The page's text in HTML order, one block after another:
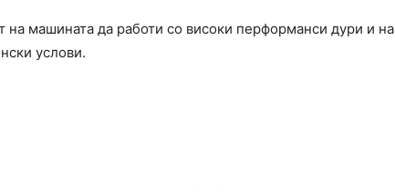
машината да работи со високи перформанси дури и на
услови.